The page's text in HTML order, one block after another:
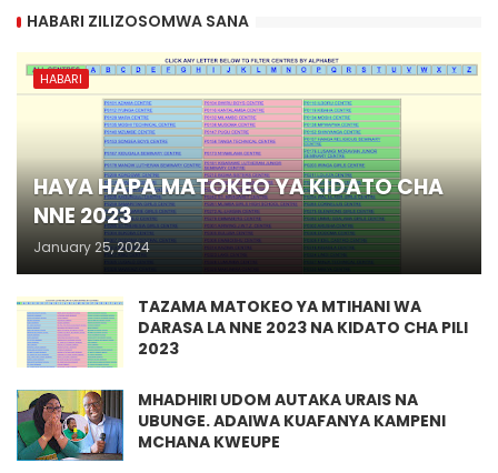
HABARI ZILIZOSOMWA SANA
HABARI
HAYA HAPA MATOKEO YA KIDATO CHA
NNE 2023
January 25, 2024
TAZAMA MATOKEO YA MTIHANI WA
DARASA LA NNE 2023 NA KIDATO CHA PILI
2023
MHADHIRI UDOM AUTAKA URAIS NA
UBUNGE. ADAIWA KUAFANYA KAMPENI
MCHANA KWEUPE